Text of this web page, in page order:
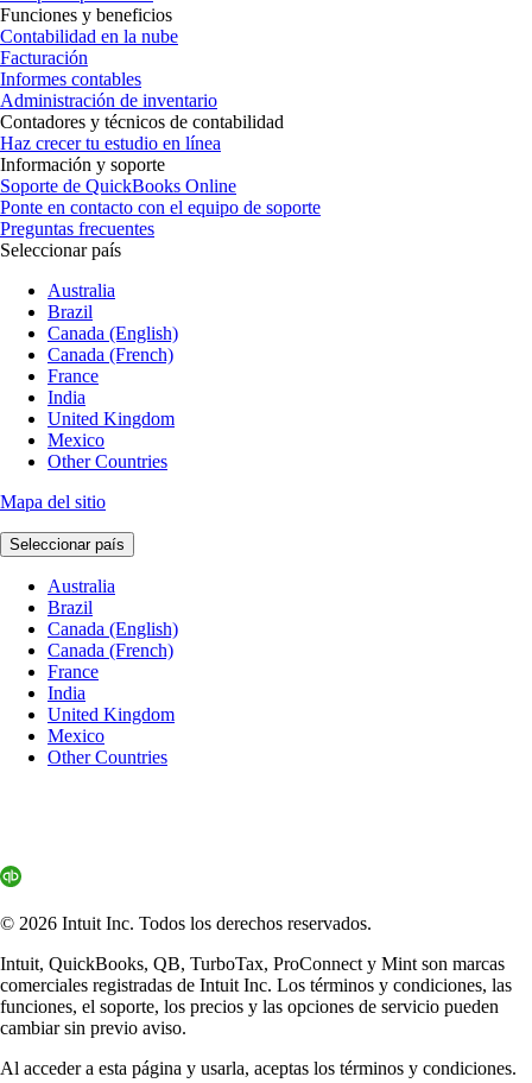
Funciones y beneficios
Contabilidad en la nube
Facturación
Informes contables
Administración de inventario
Contadores y técnicos de contabilidad
Haz crecer tu estudio en línea
Información y soporte
Soporte de QuickBooks Online
Ponte en contacto con el equipo de soporte
Preguntas frecuentes
Seleccionar país
Australia
Brazil
Canada (English)
Canada (French)
France
India
United Kingdom
Mexico
Other Countries
Mapa del sitio
Seleccionar país
Australia
Brazil
Canada (English)
Canada (French)
France
India
United Kingdom
Mexico
Other Countries
© 2026 Intuit Inc. Todos los derechos reservados.
Intuit, QuickBooks, QB, TurboTax, ProConnect y Mint son marcas
comerciales registradas de Intuit Inc. Los términos y condiciones, las
funciones, el soporte, los precios y las opciones de servicio pueden
cambiar sin previo aviso.
Al acceder a esta página y usarla, aceptas los términos y condiciones.